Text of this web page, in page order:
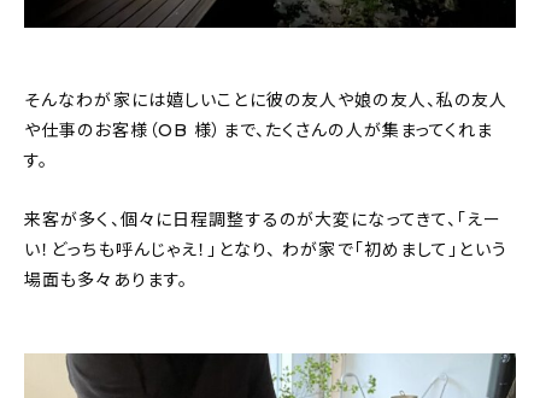
そんなわが家には嬉しいことに彼の友人や娘の友人、私の友人
や仕事のお客様（OB 様）まで、たくさんの人が集まってくれま
す。
来客が多く、個々に日程調整するのが大変になってきて、「えー
い！どっちも呼んじゃえ！」となり、 わが家で「初めまして」という
場面も多々あります。